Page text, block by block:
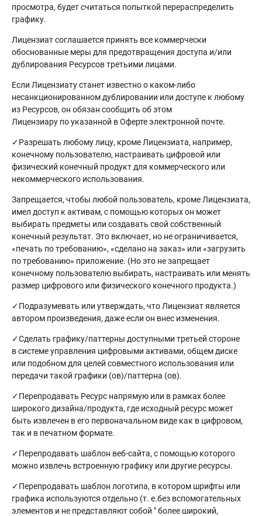
просмотра, будет считаться попыткой перераспределить
графику.
Лицензиат соглашается принять все коммерчески
обоснованные меры для предотвращения доступа и/или
дублирования Ресурсов третьими лицами.
Если Лицензиату станет известно о каком-либо
несанкционированном дублировании или доступе к любому
из Ресурсов, он обязан сообщить об этом
Лицензиару по указанной в Оферте электронной почте.
✓Разрешать любому лицу, кроме Лицензиата, например,
конечному пользователю, настраивать цифровой или
физический конечный продукт для коммерческого или
некоммерческого использования.
Запрещается, чтобы любой пользователь, кроме Лицензиата,
имел доступ к активам, с помощью которых он может
выбирать предметы или создавать свой собственный
конечный результат. Это включает, но не ограничивается,
«печать по требованию», «сделано на заказ» или «загрузить
по требованию» приложение. (Но это не запрещает
конечному пользователю выбирать, настраивать или менять
размер цифрового или физического конечного продукта.)
✓Подразумевать или утверждать, что Лицензиат является
автором произведения, даже если он внес изменения.
✓Сделать графику/паттерны доступными третьей стороне
в системе управления цифровыми активами, общем диске
или подобном для целей совместного использования или
передачи такой графики (ов)/паттерна (ов).
✓Перепродавать Ресурс напрямую или в рамках более
широкого дизайна/продукта, где исходный ресурс может
быть извлечен в его первоначальном виде как в цифровом,
так и в печатном формате.
✓Перепродавать шаблон веб-сайта, с помощью которого
можно извлечь встроенную графику или другие ресурсы.
✓Перепродавать шаблон логотипа, в котором шрифты или
графика используются отдельно (т. е.без вспомогательных
элементов и не представляют собой " более широкий,